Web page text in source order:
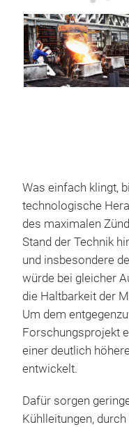
Was einfach klingt,
technologische
des maximalen
Stand der Technik
und insbesondere
würde bei gleicher
die Haltbarkeit der
Um dem
Forschungsprojekt
einer deutlich
entwickelt.
Dafür sorgen
Kühlleitungen,